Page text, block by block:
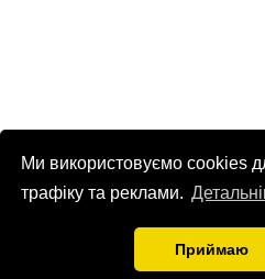
Ми використовуємо cookies
трафіку та реклами.
Приймаю
© Патріоти України 2026 Правова
info@